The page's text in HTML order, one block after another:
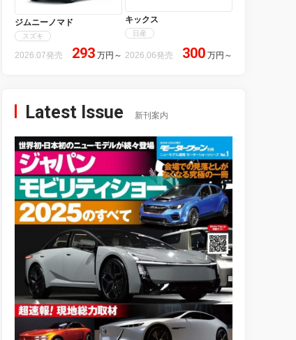
ジムニーノマド
スズキ
2026.07発売 293 万円 ～
キックス
日産
2026.06発売 300 万円 ～
Latest Issue 新刊案内